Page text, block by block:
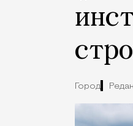
Город